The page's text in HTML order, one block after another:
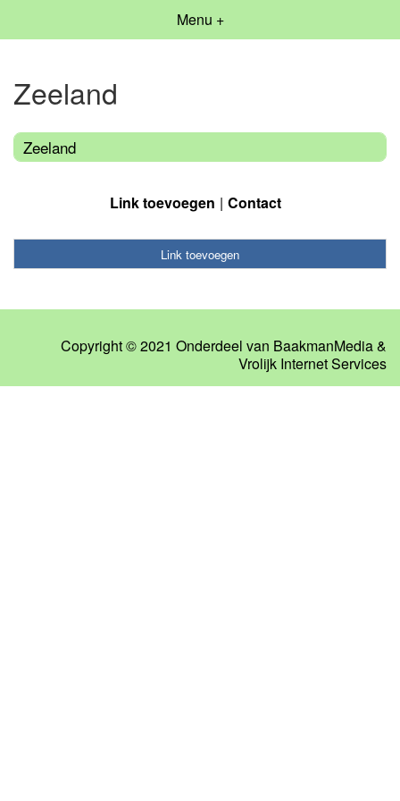
Menu +
Zeeland
Zeeland
Link toevoegen Contact
Link toevoegen
Copyright © 2021 Onderdeel van BaakmanMedia&
Vrolijk Internet Services